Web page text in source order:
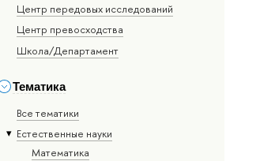
Центр передовых исследований
Центр превосходства
Школа/Департамент
Тематика
Все тематики
Естественные науки
Математика